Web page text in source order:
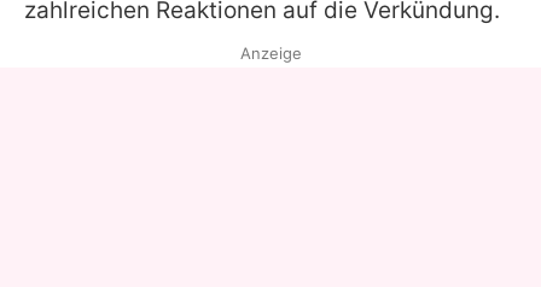
zahlreichen Reaktionen auf die Verkündung.
Anzeige